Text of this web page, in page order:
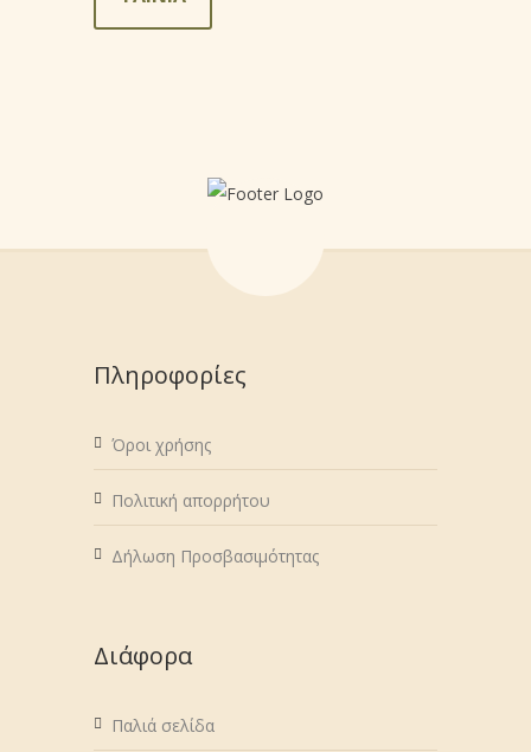
Πληροφορίες
Όροι χρήσης
Πολιτική απορρήτου
Δήλωση Προσβασιμότητας
Διάφορα
Παλιά σελίδα